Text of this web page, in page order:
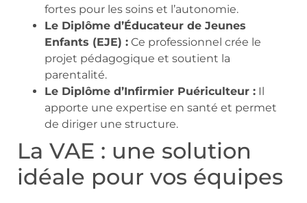
fortes pour les soins et l’autonomie.
Le Diplôme d’Éducateur de Jeunes
Enfants (EJE) : Ce professionnel crée le
projet pédagogique et soutient la
parentalité.
Le Diplôme d’Infirmier Puériculteur : Il
apporte une expertise en santé et permet
de diriger une structure.
La VAE : une solution
idéale pour vos équipes